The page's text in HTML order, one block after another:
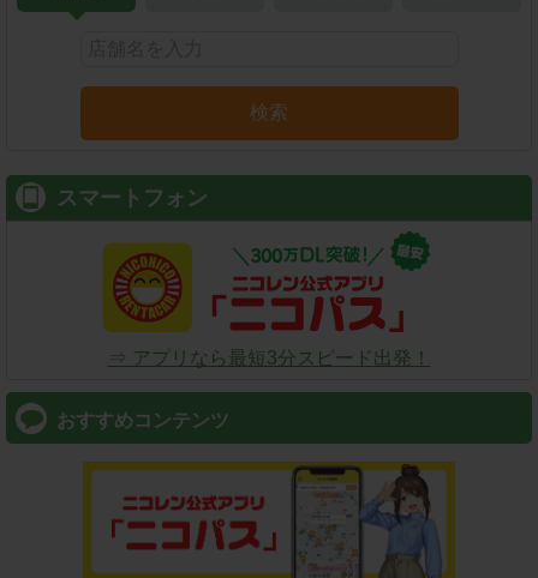
検索
スマートフォン
⇒ アプリなら最短3分スピード出発！
おすすめコンテンツ